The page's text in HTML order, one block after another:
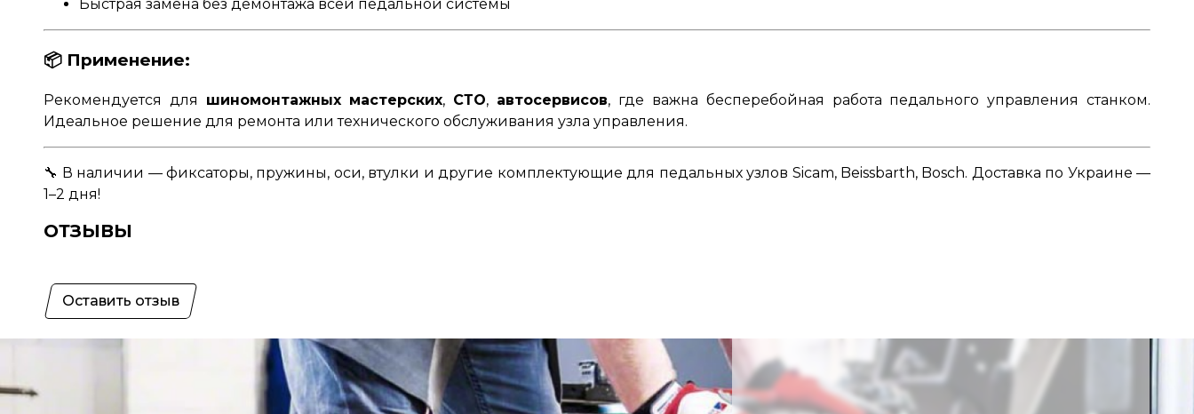
Быстрая замена без демонтажа всей педальной системы
📦 Применение:
Рекомендуется для шиномонтажных мастерских, СТО, автосервисов, где важна бесперебойная работа педального управления станком.
Идеальное решение для ремонта или технического обслуживания узла управления.
🔧 В наличии — фиксаторы, пружины, оси, втулки и другие комплектующие для педальных узлов Sicam, Beissbarth, Bosch. Доставка по Украине —
1–2 дня!
ОТЗЫВЫ
Оставить отзыв